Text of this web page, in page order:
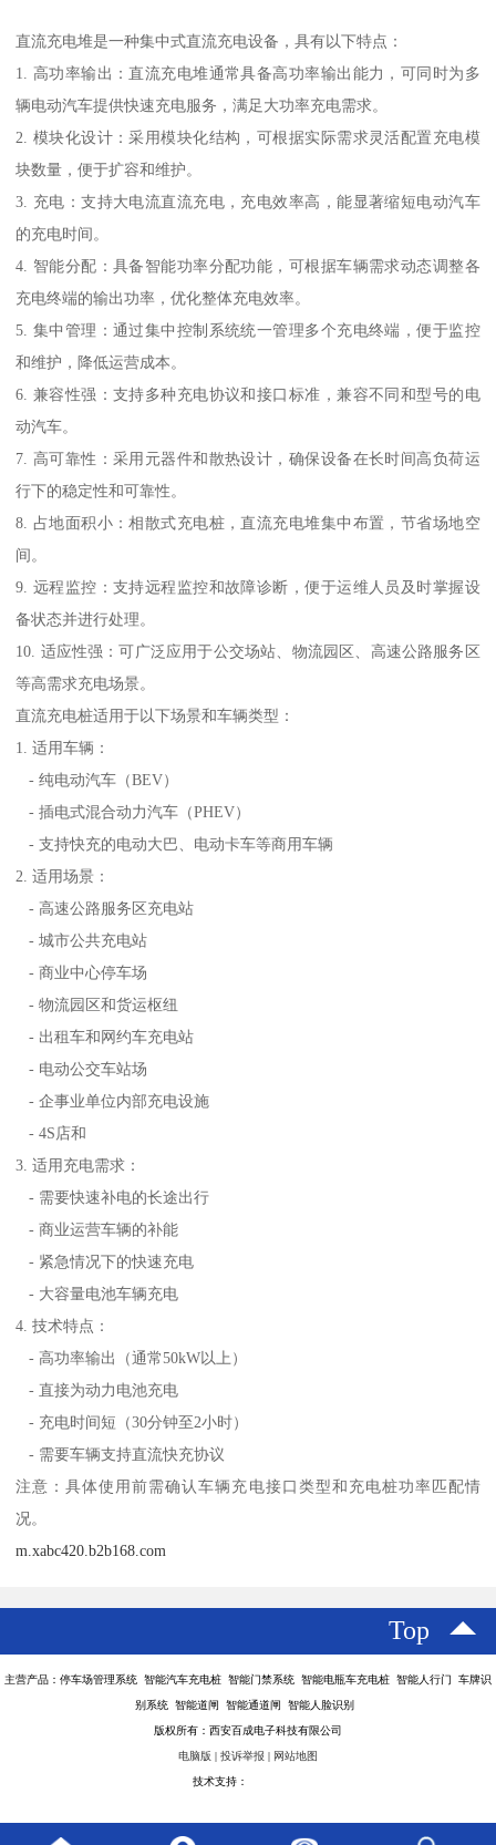
直流充电堆是一种集中式直流充电设备，具有以下特点：
1. 高功率输出：直流充电堆通常具备高功率输出能力，可同时为多
辆电动汽车提供快速充电服务，满足大功率充电需求。
2. 模块化设计：采用模块化结构，可根据实际需求灵活配置充电模
块数量，便于扩容和维护。
3. 充电：支持大电流直流充电，充电效率高，能显著缩短电动汽车
的充电时间。
4. 智能分配：具备智能功率分配功能，可根据车辆需求动态调整各
充电终端的输出功率，优化整体充电效率。
5. 集中管理：通过集中控制系统统一管理多个充电终端，便于监控
和维护，降低运营成本。
6. 兼容性强：支持多种充电协议和接口标准，兼容不同和型号的电
动汽车。
7. 高可靠性：采用元器件和散热设计，确保设备在长时间高负荷运
行下的稳定性和可靠性。
8. 占地面积小：相散式充电桩，直流充电堆集中布置，节省场地空
间。
9. 远程监控：支持远程监控和故障诊断，便于运维人员及时掌握设
备状态并进行处理。
10. 适应性强：可广泛应用于公交场站、物流园区、高速公路服务区
等高需求充电场景。
直流充电桩适用于以下场景和车辆类型：
1. 适用车辆：
- 纯电动汽车（BEV）
- 插电式混合动力汽车（PHEV）
- 支持快充的电动大巴、电动卡车等商用车辆
2. 适用场景：
- 高速公路服务区充电站
- 城市公共充电站
- 商业中心停车场
- 物流园区和货运枢纽
- 出租车和网约车充电站
- 电动公交车站场
- 企事业单位内部充电设施
- 4S店和
3. 适用充电需求：
- 需要快速补电的长途出行
- 商业运营车辆的补能
- 紧急情况下的快速充电
- 大容量电池车辆充电
4. 技术特点：
- 高功率输出（通常50kW以上）
- 直接为动力电池充电
- 充电时间短（30分钟至2小时）
- 需要车辆支持直流快充协议
注意：具体使用前需确认车辆充电接口类型和充电桩功率匹配情
况。
m.xabc420.b2b168.com
Top
主营产品：停车场管理系统 智能汽车充电桩 智能门禁系统 智能电瓶车充电桩 智能人行门 车牌识
别系统 智能道闸 智能通道闸 智能人脸识别
版权所有：西安百成电子科技有限公司
电脑版 投诉举报 网站地图
技术支持：